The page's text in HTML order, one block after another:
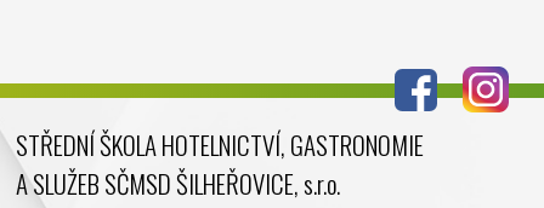
Duben 2024
Březen 2024
STŘEDNÍ ŠKOLA HOTELNICTVÍ, GASTRONOMIE
A SLUŽEB SČMSD ŠILHEŘOVICE, s.r.o.